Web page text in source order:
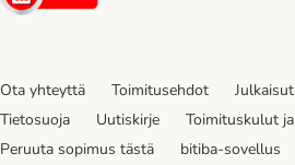
Ota yhteyttä Toimitusehdot
Tietosuoja
Uutiskirje Toimituskulut
Peruuta sopimus tästä
bitiba-sovellus